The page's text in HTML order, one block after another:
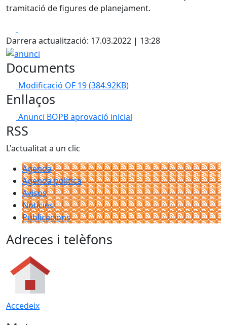
tramitació de figures de planejament.
Darrera actualització: 17.03.2022 | 13:28
anunci
Documents
Modificació OF 19(384.92KB)
Enllaços
Anunci BOPB aprovació inicial
RSS
L'actualitat a un clic
Agenda
Agenda política
Avisos
Notícies
Publicacions
Adreces i telèfons
Accedeix